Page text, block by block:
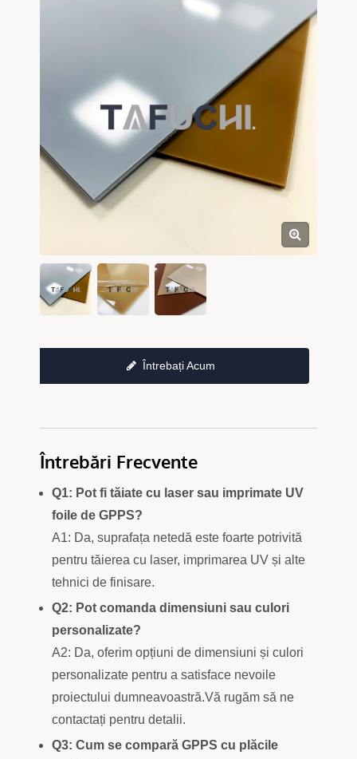
Întrebați Acum
Întrebări Frecvente
Q1: Pot fi tăiate cu laser sau imprimate UV
foile de GPPS?
A1: Da, suprafața netedă este foarte potrivită
pentru tăierea cu laser, imprimarea UV și alte
tehnici de finisare.
Q2: Pot comanda dimensiuni sau culori
personalizate?
A2: Da, oferim opțiuni de dimensiuni și culori
personalizate pentru a satisface nevoile
proiectului dumneavoastră.Vă rugăm să ne
contactați pentru detalii.
Q3: Cum se compară GPPS cu plăcile